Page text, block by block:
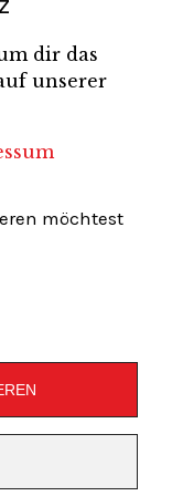
Dialog
Berlin e.V.
dir das
unserer
möchtest